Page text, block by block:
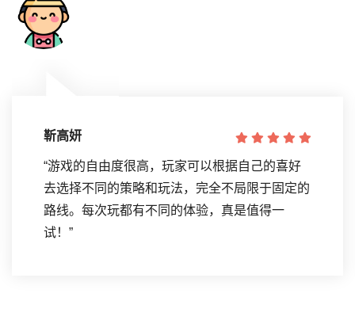
靳高妍
“游戏的自由度很高，玩家可以根据自己的喜好
去选择不同的策略和玩法，完全不局限于固定的
路线。每次玩都有不同的体验，真是值得一
试！”